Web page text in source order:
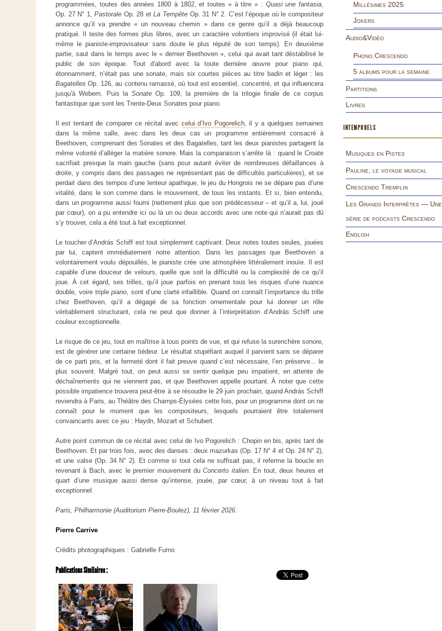
programmées, toutes des années 1800 à 1802, et toutes « à titre » : Quasi une fantasia,
Op. 27 N° 1,Pastorale Op. 28 etLa Tempête Op. 31 N° 2. C’est l’époque où le compositeur
annonce qu’il va prendre « un nouveau chemin » dans ce genre qu’il a déjà beaucoup
pratiqué. Il teste des formes plus libres, avec un caractère volontiers improvisé (il était lui-
même le pianiste-improvisateur sans doute le plus réputé de son temps). En deuxième
partie, saut dans le temps avec le « dernier Beethoven », celui qui avait tant déstabilisé le
public de son époque. Tout d'abord avec la toute dernière œuvre pour piano qui,
étonnamment, n’était pas une sonate, mais six courtes pièces au titre badin et léger : les
Bagatelles Op. 126, au contenu ramassé, où tout est essentiel, concentré, et qui influencera
jusqu'à Webern. Puis laSonate Op. 109, la première de la trilogie finale de ce corpus
fantastique que sont les Trente-Deux Sonates pour piano.
Il est tentant de comparer ce récital avec celui d’Ivo Pogorelich, il y a quelques semaines
dans la même salle, avec dans les deux cas un programme entièrement consacré à
Beethoven, comprenant des Sonates et des Bagatelles, tant les deux pianistes partagent la
même volonté d’alléger la matière sonore. Mais la comparaison s’arrête là : quand le Croate
sacrifiait presque la main gauche (sans pour autant éviter de nombreuses défaillances à
droite, y compris dans des passages ne représentant pas de difficultés particulières), et se
perdait dans des tempos d’une lenteur apathique, le jeu du Hongrois ne se dépare pas d’une
vitalité, dans le son comme dans le mouvement, de tous les instants. Et si, bien entendu,
dans un programme aussi fourni (nettement plus que son prédécesseur – et qu’il a, lui, joué
par cœur), on a pu entendre ici ou là un ou deux accords avec une note qui n’aurait pas dû
s’y trouver, cela a été tout à fait exceptionnel.
Le toucher d’András Schiff est tout simplement captivant. Deux notes toutes seules, jouées
par lui, captent immédiatement notre attention. Dans les passages que Beethoven a
volontairement voulu dépouillés, le pianiste crée une atmosphère littéralement inouïe. Il est
capable d’une douceur de velours, quelle que soit la difficulté ou la complexité de ce qu’il
joue. À cet égard, ses trilles, qu’il joue parfois en prenant tous les risques d’une nuance
double, voire triplepiano, sont d’une clarté infaillible. Quand on connaît l’importance du trille
chez Beethoven, qu’il a dégagé de sa fonction ornementale pour lui donner un rôle
véritablement structurant, cela ne peut que donner à l’interprétation d’András Schiff une
couleur exceptionnelle.
Le risque de ce jeu, tout en maîtrise à tous points de vue, et qui refuse la surenchère sonore,
est de générer une certaine tiédeur. Le résultat stupéfiant auquel il parvient sans se déparer
de ce parti pris, et la fermeté dont il fait preuve quand c’est nécessaire, l’en préserve... le
plus souvent. Malgré tout, on peut aussi se sentir quelque peu impatient, en attente de
déchaînements qui ne viennent pas, et que Beethoven appelle pourtant. À noter que cette
possible impatience trouvera peut-être à se résoudre le 29 juin prochain, quand András Schiff
reviendra à Paris, au Théâtre des Champs-Élysées cette fois, pour un programme dont on ne
connaît pour le moment que les compositeurs, lesquels pourraient être totalement
convaincants avec ce jeu : Haydn, Mozart et Schubert.
Autre point commun de ce récital avec celui de Ivo Pogorelich : Chopin en bis, après tant de
Beethoven. Et par trois fois, avec des danses : deux mazurkas (Op. 17 N° 4 et Op. 24 N° 2),
et une valse (Op. 34 N° 2). Et comme si tout cela ne suffisait pas, il referme la boucle en
revenant à Bach, avec le premier mouvement duConcerto italien. En tout, deux heures et
quart d’une musique aussi dense qu’intense, jouée, par cœur, à un niveau tout à fait
exceptionnel.
Paris, Philharmonie (Auditorium Pierre-Boulez), 11 février 2026.
Pierre Carrive
Crédits photographiques : Gabrielle Furno
Publications Similaires :
Millésimes 2025
Jokers
Audio&Vidéo
Phono.Crescendo
5 albums pour la semaine
Partitions
Livres
INTEMPORELS
Musiques en Pistes
Pauline, le voyage musical
Crescendo Tremplin
Les Grands Interprètes — Une
série de podcasts Crescendo
English